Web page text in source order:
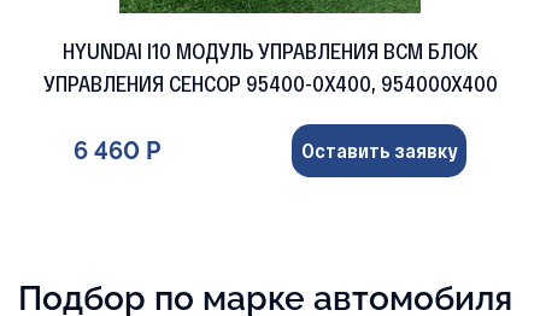
HYUNDAI I10 МОДУЛЬ УПРАВЛЕНИЯ BCM БЛОК
УПРАВЛЕНИЯ СЕНСОР 95400-0X400, 954000X400
6 460 Р Оставить заявку
Подбор по марке автомобиля